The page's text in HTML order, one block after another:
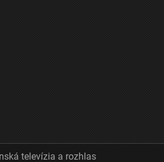
televízia a rozhlas